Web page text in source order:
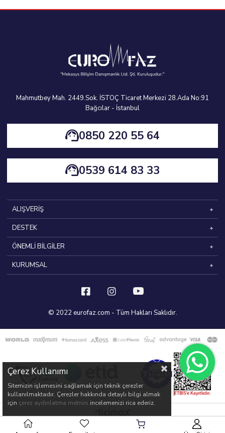
Mahmutbey Mah. 2449.Sok. İSTOÇ Ticaret Merkezi 28.Ada No:91
Bağcılar - İstanbul
0850 220 55 64
0539 614 83 33
ALIŞVERİŞ
DESTEK
ÖNEMLİ BİLGİLER
KURUMSAL
© 2022 eurofaz.com - Tüm Hakları Saklıdır.
Çerez Kullanımı
Sitemizin işlemesini sağlamak için teknik çerezler
kullanılmaktadır. Çerezler hakkında detaylı bilgi almak
için çerez aydınlatma metnini incelemenizi rica ederiz.